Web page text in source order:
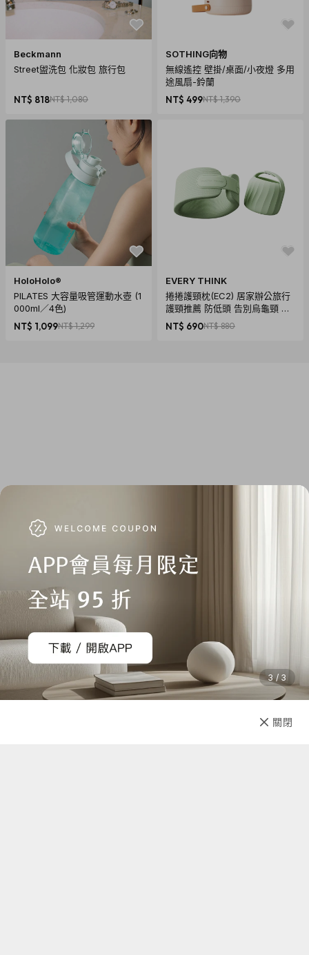
Beckmann
Street盥洗包 化妝包 旅行包
NT$ 818NT$ 1,080
SOTHING向物
無線遙控 壁掛/桌面/小夜燈 多用
途風扇-鈴蘭
NT$ 499NT$ 1,390
HoloHolo®
PILATES 大容量吸管運動水壺 (1
000ml／4色)
NT$ 1,099NT$ 1,299
EVERY THINK
捲捲護頸枕(EC2) 居家辦公旅行
護頸推薦 防低頭 告別烏龜頸 頸
椎養護 多色可選
NT$ 690NT$ 880
3 / 3
關閉